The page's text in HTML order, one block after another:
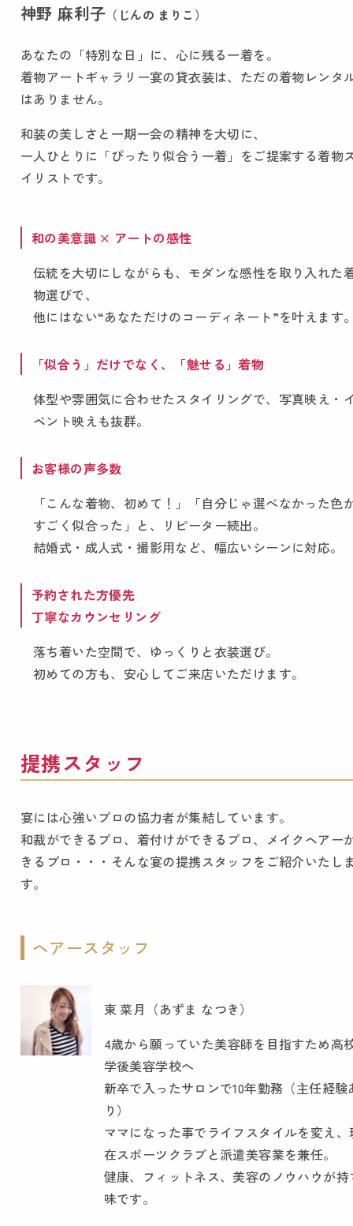
神野 麻利子 （じんの まりこ）
あなたの「特別な日」に、心に残る一着を。
着物アートギャラリー宴の貸衣装は、ただの着物レンタ
はありません。
和装の美しさと一期一会の精神を大切に、
一人ひとりに「ぴったり似合う一着」をご提案する着物
イリストです。
和の美意識 × アートの感性
伝統を大切にしながらも、モダンな感性を取り入れた
物選びで、
他にはない“あなただけのコーディネート”を叶えます
「似合う」だけでなく、「魅せる」着物
体型や雰囲気に合わせたスタイリングで、写真映え・
ベント映えも抜群。
お客様の声多数
「こんな着物、初めて！」「自分じゃ選べなかった色
すごく似合った」と、リピーター続出。
結婚式・成人式・撮影用など、幅広いシーンに対応。
予約された方優先
丁寧なカウンセリング
落ち着いた空間で、ゆっくりと衣装選び。
初めての方も、安心してご来店いただけます。
提携スタッフ
宴には心強いプロの協力者が集結しています。
和裁ができるプロ、着付けができるプロ、メイクヘアー
きるプロ・・・そんな宴の提携スタッフをご紹介いたし
す。
ヘアースタッフ
東 菜月（あずま なつき）
4歳から願っていた美容師を目指すため高
学後美容学校へ
新卒で入ったサロンで10年勤務（主任経験
り）
ママになった事でライフスタイルを変え、
在スポーツクラブと派遣美容業を兼任。
健康、フィットネス、美容のノウハウが持
味です。